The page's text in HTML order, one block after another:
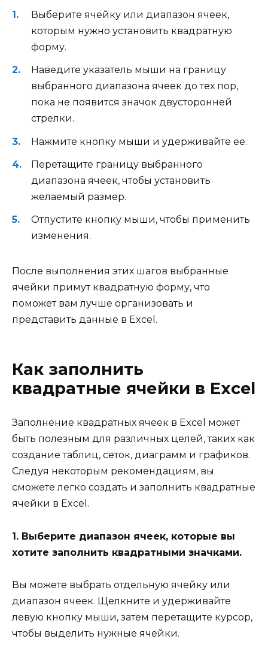
Выберите ячейку или диапазон ячеек,
которым нужно установить квадратную
форму.
Наведите указатель мыши на границу
выбранного диапазона ячеек до тех пор,
пока не появится значок двусторонней
стрелки.
Нажмите кнопку мыши и удерживайте ее.
Перетащите границу выбранного
диапазона ячеек, чтобы установить
желаемый размер.
Отпустите кнопку мыши, чтобы применить
изменения.
После выполнения этих шагов выбранные
ячейки примут квадратную форму, что
поможет вам лучше организовать и
представить данные в Excel.
Как заполнить
квадратные ячейки в Excel
Заполнение квадратных ячеек в Excel может
быть полезным для различных целей, таких как
создание таблиц, сеток, диаграмм и графиков.
Следуя некоторым рекомендациям, вы
сможете легко создать и заполнить квадратные
ячейки в Excel.
1. Выберите диапазон ячеек, которые вы
хотите заполнить квадратными значками.
Вы можете выбрать отдельную ячейку или
диапазон ячеек. Щелкните и удерживайте
левую кнопку мыши, затем перетащите курсор,
чтобы выделить нужные ячейки.